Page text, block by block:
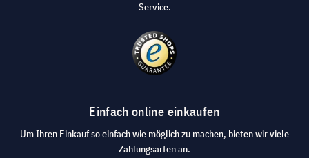
Service.
Einfach online einkaufen
Um Ihren Einkauf so einfach wie möglich zu machen, bieten wir viele
Zahlungsarten an.